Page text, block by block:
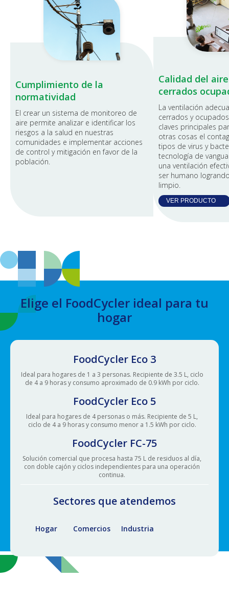
Cumplimiento de la
normatividad
El crear un sistema de monitoreo de
aire permite analizar e identificar los
riesgos a la salud en nuestras
comunidades e implementar acciones
de control y mitigación en favor de la
población.
Calidad del
cerrados
La ventilación
cerrados y
claves principales
otras cosas el
tipos de virus y
tecnología de
una ventilación
ser humano
limpio.
VER PRODUCTO
Elige el FoodCycler ideal para tu
hogar
FoodCycler Eco 3
Ideal para hogares de 1 a 3 personas. Recipiente de 3.5 L, ciclo
de 4 a 9 horas y consumo aproximado de 0.9 kWh por ciclo.
FoodCycler Eco 5
Ideal para hogares de 4 personas o más. Recipiente de 5 L,
ciclo de 4 a 9 horas y consumo menor a 1.5 kWh por ciclo.
FoodCycler FC-75
Solución comercial que procesa hasta 75 L de residuos al día,
con doble cajón y ciclos independientes para una operación
continua.
Sectores que atendemos
Hogar Comercios Industria